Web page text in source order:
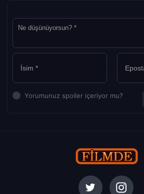
Yorumunuz spoiler içeriyor mu?